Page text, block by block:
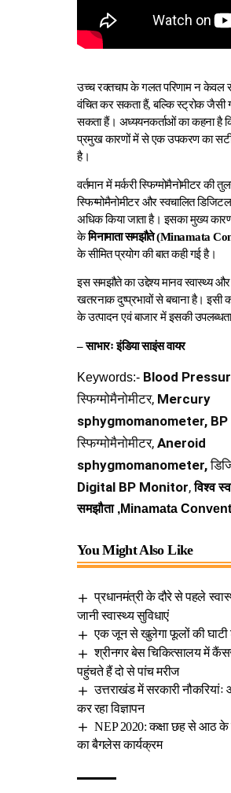
उच्च रक्तचाप के गलत परिणाम न केवल
वंचित कर सकता हैं, बल्कि स्ट्रोक जैसी
सकता हैं। अध्ययनकर्ताओं का कहना है
प्रमुख कारणों में से एक उपकरण का
है।
वर्तमान में मर्करी स्फिग्मोमैनोमीटर की
स्फिग्मोमैनोमीटर और स्वचालित डिजिटल
अधिक किया जाता है। इसका मुख्य
केमिनामाता समझौते (Minamata
के सीमित प्रयोग की बात कही गई है।
इस समझौते का उद्देश्य मानव स्वास्थ्य और
खतरनाक दुष्प्रभावों से बचाना है। इसी
के उत्पादन एवं बाजार में इसकी
– साभारः इंडिया साइंस वायर
Keywords:- Blood
स्फिग्मोमैनोमीटर, Mercury
sphygmomanometer,
स्फिग्मोमैनोमीटर, Aneroid
sphygmomanometer,
Digital BP Monitor,विश्व
समझौता ,Minamata
You Might Also Like
प्रधानमंत्री के दौरे से पहले
जानी स्वास्थ्य सुविधाएं
एक जून से खुलेगा फूलों की
श्रीनगर बेस चिकित्सालय में
पहुंचते हैं दो से पांच मरीज
उत्तराखंड में सरकारी
कर रहा विज्ञापन
NEP 2020: कक्षा छह से आठ के
का बैगलेस कार्यक्रम